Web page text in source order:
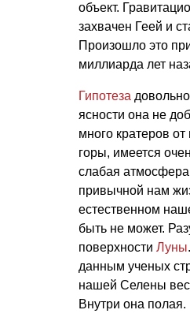
объект.
захвачен Геей и
Произошло это
миллиарда лет
Гипотеза
ясности она не
много кратеров от
горы, имеется
слабая
привычной нам
естественном
быть не может.
поверхности Луны
данным ученых
нашей Селены
Внутри она полая.